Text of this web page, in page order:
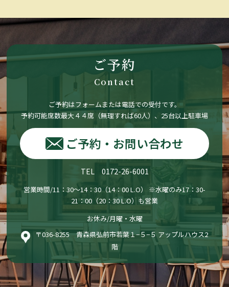
ご予約
Contact
ご予約はフォームまたは電話での受付です。
予約可能席数最大４４席（無理すれば60人）、25台以上駐車場
ご予約・お問い合わせ
TEL 0172-26-6001
営業時間/11：30〜14：30（14：00 L.O） ※水曜のみ17：30-
21：00（20：30 L.O）も営業
お休み/月曜・水曜
〒036-8255 青森県弘前市若葉１−５−５ アップルハウス2
階